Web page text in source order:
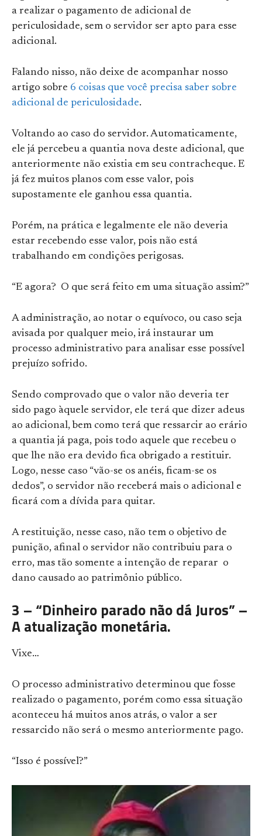
a realizar o pagamento de adicional de
periculosidade, sem o servidor ser apto para esse
adicional.
Falando nisso, não deixe de acompanhar nosso
artigo sobre 6 coisas que você precisa saber sobre
adicional de periculosidade.
Voltando ao caso do servidor. Automaticamente,
ele já percebeu a quantia nova deste adicional, que
anteriormente não existia em seu contracheque. E
já fez muitos planos com esse valor, pois
supostamente ele ganhou essa quantia.
Porém, na prática e legalmente ele não deveria
estar recebendo esse valor, pois não está
trabalhando em condições perigosas.
“E agora? O que será feito em uma situação assim?”
A administração, ao notar o equívoco, ou caso seja
avisada por qualquer meio, irá instaurar um
processo administrativo para analisar esse possível
prejuízo sofrido.
Sendo comprovado que o valor não deveria ter
sido pago àquele servidor, ele terá que dizer adeus
ao adicional, bem como terá que ressarcir ao erário
a quantia já paga, pois todo aquele que recebeu o
que lhe não era devido fica obrigado a restituir.
Logo, nesse caso “vão-se os anéis, ficam-se os
dedos”, o servidor não receberá mais o adicional e
ficará com a dívida para quitar.
A restituição, nesse caso, não tem o objetivo de
punição, afinal o servidor não contribuiu para o
erro, mas tão somente a intenção de reparar o
dano causado ao patrimônio público.
3 – “Dinheiro parado não dá Juros” –
A atualização monetária.
Vixe…
O processo administrativo determinou que fosse
realizado o pagamento, porém como essa situação
aconteceu há muitos anos atrás, o valor a ser
ressarcido não será o mesmo anteriormente pago.
“Isso é possível?”